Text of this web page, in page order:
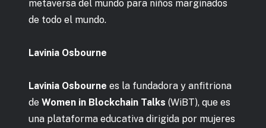
metaversa del mundo para niños marginados
de todo el mundo.
Lavinia Osbourne
Lavinia Osbourne es la fundadora y anfitriona
de Women in Blockchain Talks (WiBT), que es
una plataforma educativa dirigida por mujeres